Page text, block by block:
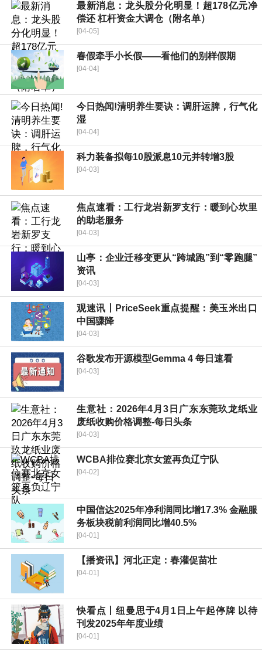
最新消息：龙头股分化明显！超178亿元净
偿还 杠杆资金大调仓（附名单）
[04-05]
春假牵手小长假——看他们的别样假期
[04-04]
今日热闻!清明养生要诀：调肝运脾，行气化
湿
[04-04]
科力装备拟每10股派息10元并转增3股
[04-03]
焦点速看：工行龙岩新罗支行：暖到心坎里
的助老服务
[04-03]
山亭：企业迁移变更从“跨城跑”到“零跑腿”
资讯
[04-03]
观速讯丨PriceSeek重点提醒：美玉米出口
中国骤降
[04-03]
谷歌发布开源模型Gemma 4 每日速看
[04-03]
生意社：2026年4月3日广东东莞玖龙纸业
废纸收购价格调整-每日头条
[04-03]
WCBA排位赛北京女篮再负辽宁队
[04-02]
中国信达2025年净利润同比增17.3% 金融服
务板块税前利润同比增40.5%
[04-01]
【播资讯】河北正定：春灌促苗壮
[04-01]
快看点丨纽曼思于4月1日上午起停牌 以待
刊发2025年年度业绩
[04-01]